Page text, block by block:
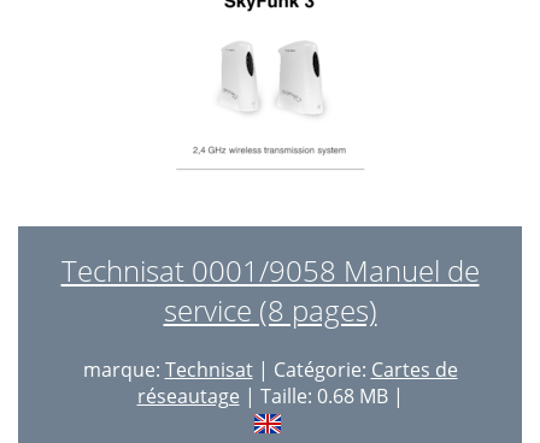
Technisat 0001/9058 Manuel de
service (8 pages)
marque: Technisat| Catégorie: Cartes de
réseautage | Taille: 0.68 MB |